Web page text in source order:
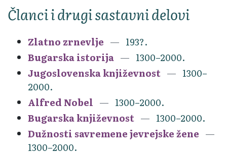
Članci i drugi sastavni delovi
Zlatno zrnevlje
193?.
Bugarska istorija
1300–2000.
Jugoslovenska književnost
1300–
2000.
Alfred Nobel
1300–2000.
Bugarska književnost
1300–2000.
Dužnosti savremene jevrejske žene
1300–2000.